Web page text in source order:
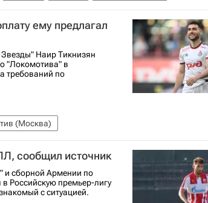
России по футболу)
ему предлагал
Наир Тикнизян
"Локомотива" в
требований по
(Москва)
Зенит
сообщил источник
и сборной Армении по
Российскую премьер-лигу
с ситуацией.